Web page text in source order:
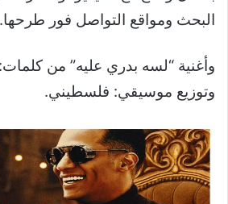
البحث ومواقع التواصل فور طرحها.
وتوزيع موسيقي: فلسطيني.